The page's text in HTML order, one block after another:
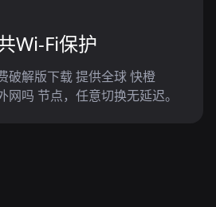
Wi-Fi保护
破解版下载 提供全球 快橙
吗 节点，任意切换无延迟。